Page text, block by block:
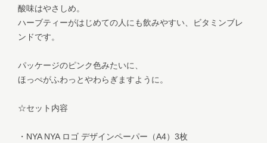
酸味はやさしめ。
ハーブティーがはじめての人にも飲みやすい、ビタミンブレ
ンドです。
パッケージのピンク色みたいに、
ほっぺがふわっとやわらぎますように。
☆セット内容
・NYA NYA ロゴ デザインペーパー（A4）3枚